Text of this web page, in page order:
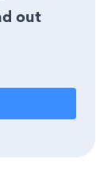
out